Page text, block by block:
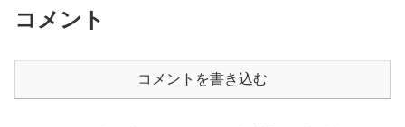
コメント
コメントを書き込む